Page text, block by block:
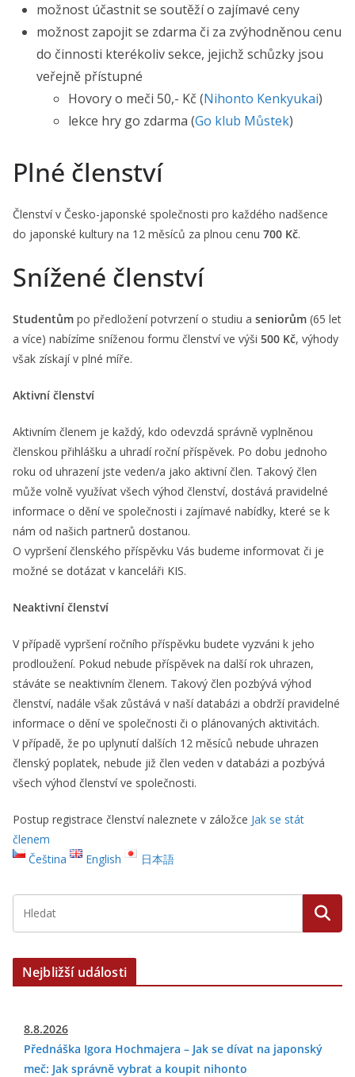
možnost účastnit se soutěží o zajímavé ceny
možnost zapojit se zdarma či za zvýhodněnou cenu
do činnosti kterékoliv sekce, jejichž schůzky jsou
veřejně přístupné
Hovory o meči 50,- Kč (Nihonto Kenkyukai)
lekce hry go zdarma (Go klub Můstek)
Plné členství
Členství v Česko-japonské společnosti pro každého nadšence
do japonské kultury na 12 měsíců za plnou cenu 700 Kč.
Snížené členství
Studentům po předložení potvrzení o studiu a seniorům (65 let
a více) nabízíme sníženou formu členství ve výši 500 Kč, výhody
však získají v plné míře.
Aktivní členství
Aktivním členem je každý, kdo odevzdá správně vyplněnou
členskou přihlášku a uhradí roční příspěvek. Po dobu jednoho
roku od uhrazení jste veden/a jako aktivní člen. Takový člen
může volně využívat všech výhod členství, dostává pravidelné
informace o dění ve společnosti i zajímavé nabídky, které se k
nám od našich partnerů dostanou.
O vypršení členského příspěvku Vás budeme informovat či je
možné se dotázat v kanceláři KIS.
Neaktivní členství
V případě vypršení ročního příspěvku budete vyzváni k jeho
prodloužení. Pokud nebude příspěvek na další rok uhrazen,
stáváte se neaktivním členem. Takový člen pozbývá výhod
členství, nadále však zůstává v naší databázi a obdrží pravidelné
informace o dění ve společnosti či o plánovaných aktivitách.
V případě, že po uplynutí dalších 12 měsíců nebude uhrazen
členský poplatek, nebude již člen veden v databázi a pozbývá
všech výhod členství ve společnosti.
Postup registrace členství naleznete v záložce Jak se stát
členem
Čeština
English 日本語
Nejbližší události
8.8.2026
Přednáška Igora Hochmajera – Jak se dívat na japonský
meč: Jak správně vybrat a koupit nihonto